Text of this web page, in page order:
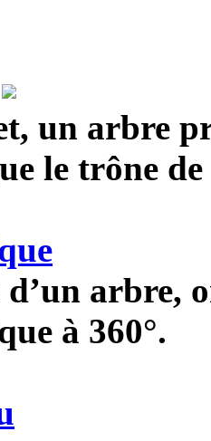
un arbre
le trône
arbre,
à 360°.